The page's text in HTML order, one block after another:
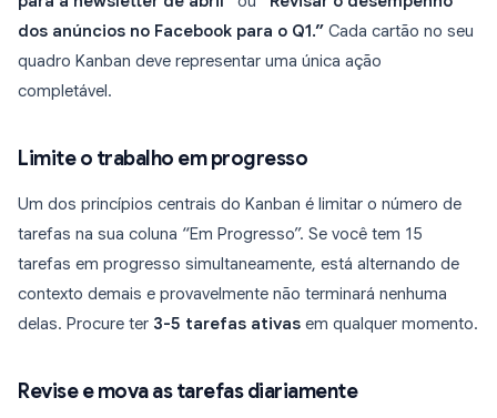
dos anúncios no Facebook para o Q1.” Cada cartão no seu
quadro Kanban deve representar uma única ação
completável.
Limite o trabalho em progresso
Um dos princípios centrais do Kanban é limitar o número de
tarefas na sua coluna “Em Progresso”. Se você tem 15
tarefas em progresso simultaneamente, está alternando de
contexto demais e provavelmente não terminará nenhuma
delas. Procure ter 3-5 tarefas ativas em qualquer momento.
Revise e mova as tarefas diariamente